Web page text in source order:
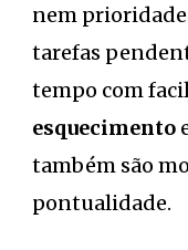
nem
tarefas
tempo com
esquecimento
também são
pontualidade.